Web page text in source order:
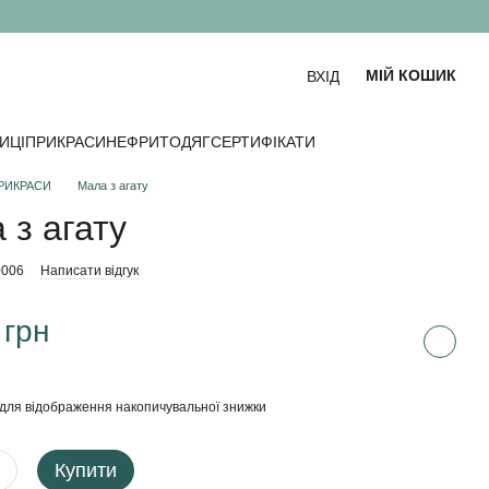
ВХІД МІЙ КОШИК
ПРИКРАСИНЕФРИТОДЯГСЕРТИФІКАТИ
Мала з агату
агату
Написати відгук
відображення накопичувальної знижки
Купити